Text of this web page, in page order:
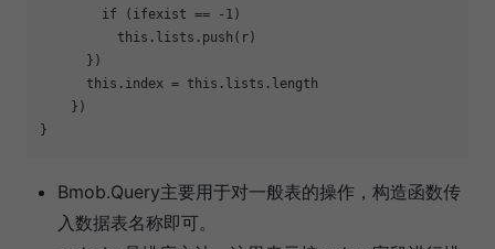
        if (ifexist == -1)
          this.lists.push(r)
      })
      this.index = this.lists.length
    })
Bmob.Query主要用于对一般表的操作，构造函数传
入数据表名称即可。